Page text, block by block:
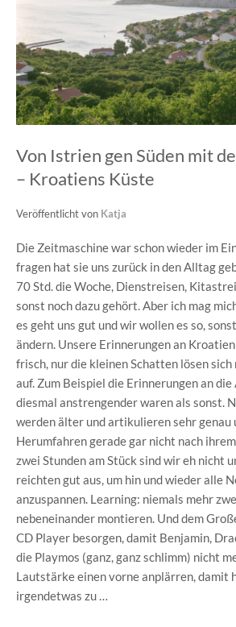
Von Istrien gen Süden mit
– Kroatiens Küste
Veröffentlicht von Katja
Die Zeitmaschine war schon wieder im
fragen hat sie uns zurück in den Alltag
70 Std. die Woche, Dienstreisen,
sonst noch dazu gehört. Aber ich mag
es geht uns gut und wir wollen es so,
ändern. Unsere Erinnerungen an
frisch, nur die kleinen Schatten lösen
auf. Zum Beispiel die Erinnerungen an
diesmal anstrengender waren als sonst.
werden älter und artikulieren sehr genau
Herumfahren gerade gar nicht nach
zwei Stunden am Stück sind wir eh nicht
reichten gut aus, um hin und wieder alle
anzuspannen. Learning: niemals mehr
nebeneinander montieren. Und dem
CD Player besorgen, damit Benjamin,
die Playmos (ganz, ganz schlimm) nicht
Lautstärke einen vorne anplärren, damit
irgendetwas zu …